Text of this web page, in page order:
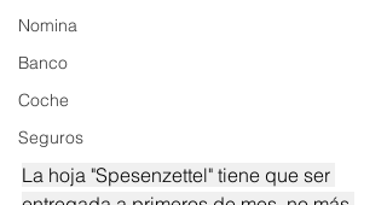
Nomina
Banco
Coche
Seguros
La hoja "Spesenzettel" tiene que ser